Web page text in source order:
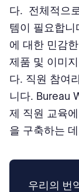
다. 전체적으
템이 필요합
에 대한 민감
제품 및 이미
다. 직원 참여
니다. Bureau
제 직원 교육
을 구축하는
우리의 번